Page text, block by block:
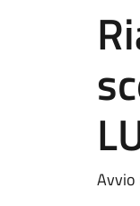
Avvio